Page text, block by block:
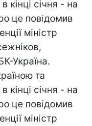
кінці січня - на
це повідомив
міністр
Україна.
та
кінці січня - на
це повідомив
міністр